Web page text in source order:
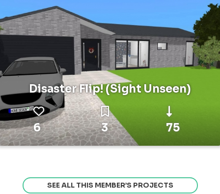
Disaster Flip! (Sight Unseen)
6 3 75
SEE ALL THIS MEMBER’S PROJECTS